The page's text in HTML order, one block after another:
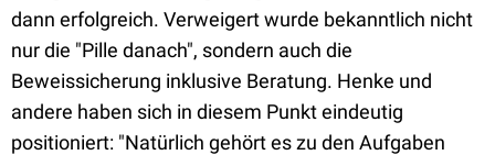
dann erfolgreich. Verweigert wurde bekanntlich nicht
nur die "Pille danach", sondern auch die
Beweissicherung inklusive Beratung. Henke und
andere haben sich in diesem Punkt eindeutig
positioniert: "Natürlich gehört es zu den Aufgaben